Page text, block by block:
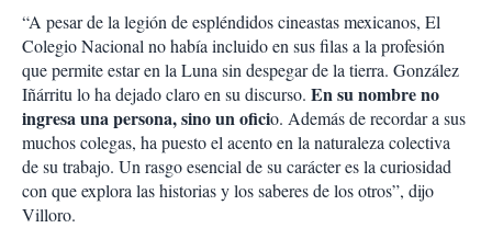
“A pesar de la legión de espléndidos cineastas mexicanos, El
Colegio Nacional no había incluido en sus filas a la profesión
que permite estar en la Luna sin despegar de la tierra. González
Iñárritu lo ha dejado claro en su discurso. En su nombre no
ingresa una persona, sino un oficio. Además de recordar a sus
muchos colegas, ha puesto el acento en la naturaleza colectiva
de su trabajo. Un rasgo esencial de su carácter es la curiosidad
con que explora las historias y los saberes de los otros”, dijo
Villoro.